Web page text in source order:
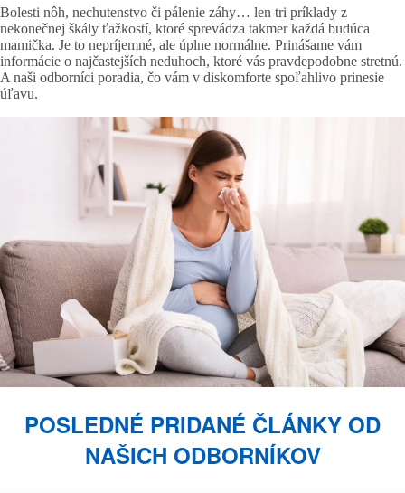
Bolesti nôh, nechutenstvo či pálenie záhy… len tri príklady z
nekonečnej škály ťažkostí, ktoré sprevádza takmer každá budúca
mamička. Je to nepríjemné, ale úplne normálne. Prinášame vám
informácie o najčastejších neduhoch, ktoré vás pravdepodobne stretnú.
A naši odborníci poradia, čo vám v diskomforte spoľahlivo prinesie
úľavu.
POSLEDNÉ PRIDANÉ ČLÁNKY OD
NAŠICH ODBORNÍKOV